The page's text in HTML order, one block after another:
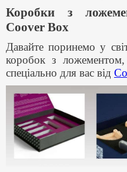
Коробки з
Coover Box
Давайте поринемо у
коробок з
спеціально для вас від